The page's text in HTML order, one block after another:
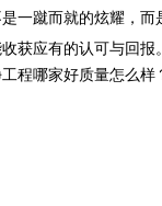
一蹴而就的炫耀，
获应有的认可与回报。
程哪家好质量怎么